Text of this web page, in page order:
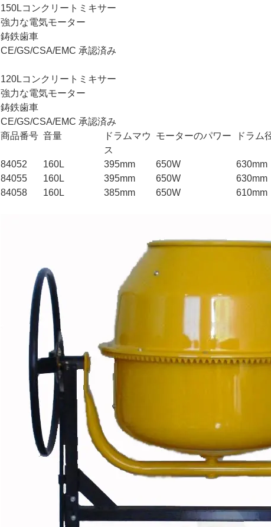
150Lコンクリートミキサー
強力な電気モーター
鋳鉄歯車
CE/GS/CSA/EMC 承認済み
120Lコンクリートミキサー
強力な電気モーター
鋳鉄歯車
CE/GS/CSA/EMC 承認済み
商品番号 音量
ドラムマウ
ス
モーターのパワー ドラム
84052
160L 395mm 650W 630mm
84055
160L 395mm 650W 630mm
84058
160L 385mm 650W 610mm